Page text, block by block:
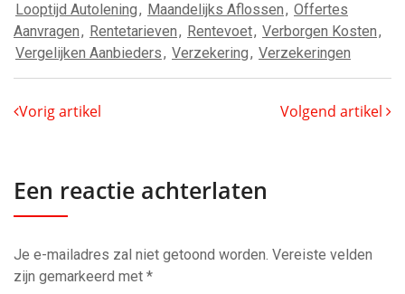
Looptijd Autolening, Maandelijks Aflossen, Offertes
Aanvragen, Rentetarieven, Rentevoet, Verborgen Kosten,
Vergelijken Aanbieders, Verzekering, Verzekeringen
Vorig artikel Volgend artikel
Een reactie achterlaten
Je e-mailadres zal niet getoond worden. Vereiste velden
zijn gemarkeerd met *